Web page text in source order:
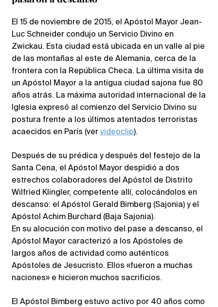
El 15 de noviembre de 2015, el Apóstol Mayor Jean-
Luc Schneider condujo un Servicio Divino en
Zwickau. Esta ciudad está ubicada en un valle al pie
de las montañas al este de Alemania, cerca de la
frontera con la República Checa. La última visita de
un Apóstol Mayor a la antigua ciudad sajona fue 80
años atrás. La máxima autoridad internacional de la
Iglesia expresó al comienzo del Servicio Divino su
postura frente a los últimos atentados terroristas
acaecidos en París (ver videoclip).
Después de su prédica y después del festejo de la
Santa Cena, el Apóstol Mayor despidió a dos
estrechos colaboradores del Apóstol de Distrito
Wilfried Klingler, competente allí, colocándolos en
descanso: el Apóstol Gerald Bimberg (Sajonia) y el
Apóstol Achim Burchard (Baja Sajonia).
En su alocución con motivo del pase a descanso, el
Apóstol Mayor caracterizó a los Apóstoles de
largos años de actividad como auténticos
Apóstoles de Jesucristo. Ellos «fueron a muchas
naciones» e hicieron muchos sacrificios.
El Apóstol Bimberg estuvo activo por 40 años como